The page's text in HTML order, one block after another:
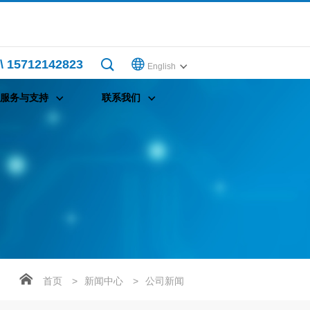
English
15712142823
服务与支持 联系我们
首页 > 新闻中心 > 公司新闻